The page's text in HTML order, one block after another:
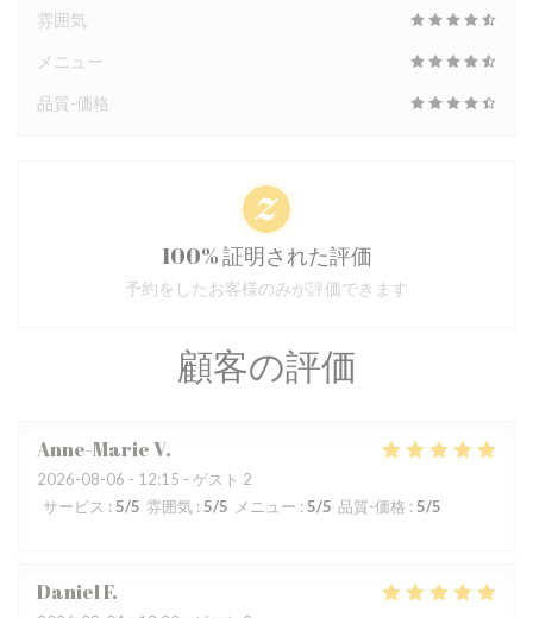
顧客の評価
Anne-MarieV
2026-08-06 - 12:15 - ゲスト 2
サービス : 5/5 雰囲気 : 5/5 メニュー : 5/5 品質-価格 : 5/5
DanielF
雰囲気
メニュー
品質-価格
100% 証明された評価
予約をしたお客様のみが評価できます